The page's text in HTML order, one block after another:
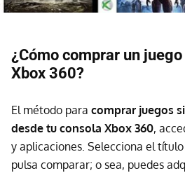
¿Cómo comprar un
Xbox 360?
El método para comprar juegos
desde tu consola Xbox 360,
y aplicaciones. Selecciona el
pulsa comparar; o sea, puedes